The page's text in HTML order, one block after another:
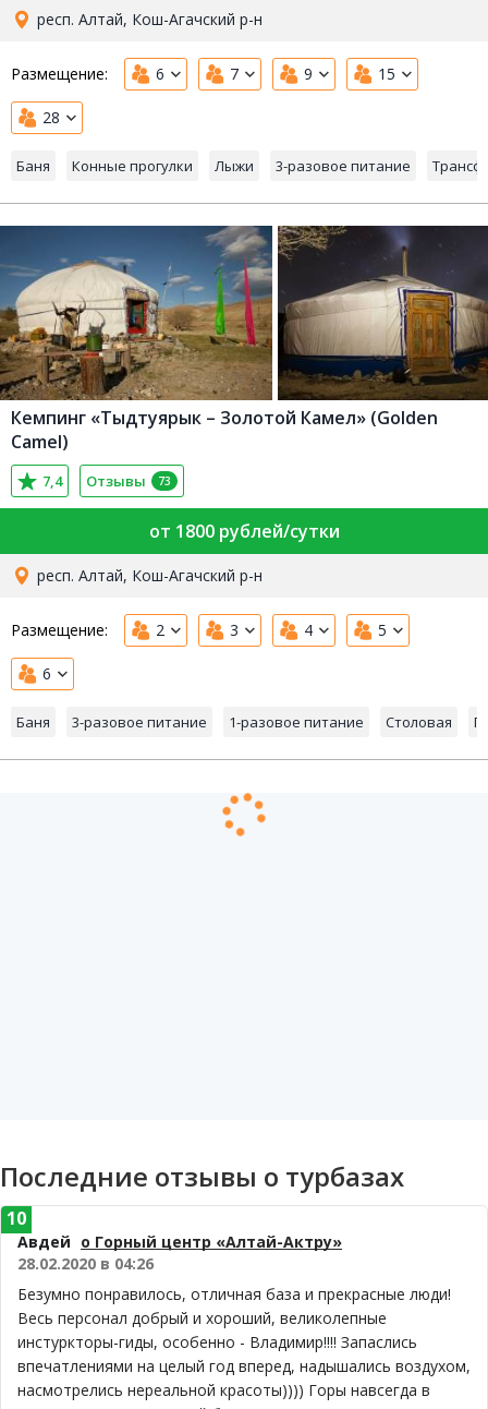
респ. Алтай, Кош-Агачский р-н
Размещение: 6 7 9 15
28
Баня Конные прогулки Лыжи 3-разовое питание
Кемпинг «Тыдтуярык – Золотой Камел» (Golden
Camel)
7,4 Отзывы 73
от 1800 рублей/сутки
респ. Алтай, Кош-Агачский р-н
Размещение: 2 3 4 5
6
Баня 3-разовое питание 1-разовое питание Столовая
Последние отзывы о турбазах
Авдей о Горный центр «Алтай-Актру»
28.02.2020 в 04:26
Безумно понравилось, отличная база и прекрасные люди!
Весь персонал добрый и хороший, великолепные
инстуркторы-гиды, особенно - Владимир!!!! Запаслись
впечатлениями на целый год вперед, надышались воздухом,
насмотрелись нереальной красоты)))) Горы навсегда в
10